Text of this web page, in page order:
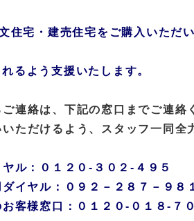
住宅・建売住宅をご購入いただ
よう支援いたします。
連絡は、下記の窓口までご連絡
ただけるよう、スタッフ一同全
ル：０１２０-３０２-４９５
イヤル：０９２－２８７－９８
客様窓口：０１２０-０１８-７